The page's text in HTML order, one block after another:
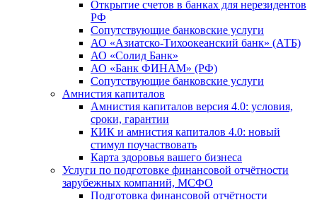
Открытие счетов в банках для нерезидентов
РФ
Сопутствующие банковские услуги
АО «Азиатско-Тихоокеанский банк» (АТБ)
АО «Солид Банк»
АО «Банк ФИНАМ» (РФ)
Сопутствующие банковские услуги
Амнистия капиталов
Амнистия капиталов версия 4.0: условия,
сроки, гарантии
КИК и амнистия капиталов 4.0: новый
стимул поучаствовать
Карта здоровья вашего бизнеса
Услуги по подготовке финансовой отчётности
зарубежных компаний, МСФО
Подготовка финансовой отчётности